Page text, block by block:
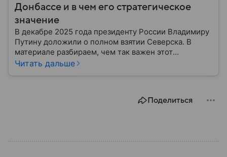
Донбассе и в чем его стратегическое
значение
В декабре 2025 года президенту России Владимиру
Путину доложили о полном взятии Северска. В
материале разбираем, чем так важен этот
небольшой населенный пункт Донбасса и как его
Читать дальше
Поделиться